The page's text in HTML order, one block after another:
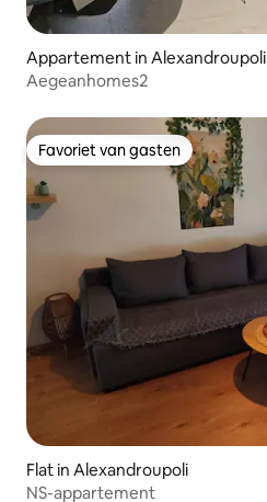
Appartement in Alexandroupoli
Aegeanhomes2
Favoriet van gasten
Favoriet van gasten
Flat in Alexandroupoli
NS-appartement